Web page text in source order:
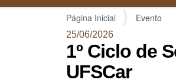
v
V
o
c
ê
e
s
Página Inicial Evento
25/06/2026
1º Ciclo de
UFSCar